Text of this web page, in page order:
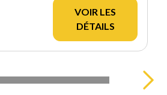
VOIR LES
DÉTAILS